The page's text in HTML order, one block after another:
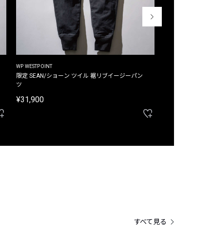
WP WESTPOINT
限定 SEAN/ショーン ツイル 裾リブイージーパン
ツ
¥31,900
すべて見る